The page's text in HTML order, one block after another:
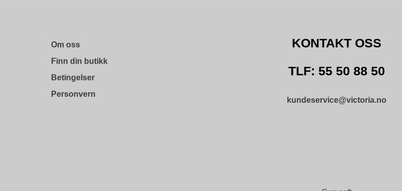
Om oss
Finn din butikk
Betingelser
Personvern
KONTAKT OSS
TLF: 55 50 88 50
kundeservice@victoria.no